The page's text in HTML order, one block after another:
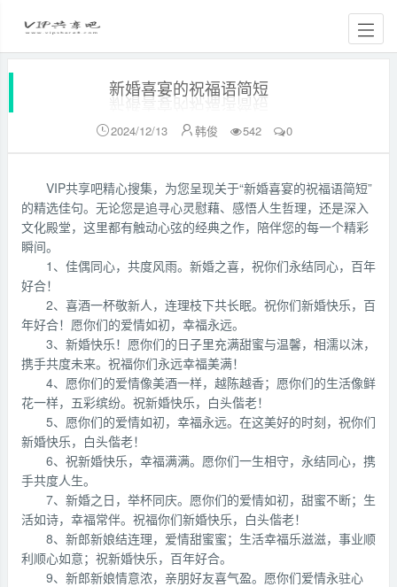
新婚喜宴的祝福语简短
2024/12/13 韩俊 542 0
VIP共享吧精心搜集，为您呈现关于“新婚喜宴的祝福语简短”
的精选佳句。无论您是追寻心灵慰藉、感悟人生哲理，还是深入
文化殿堂，这里都有触动心弦的经典之作，陪伴您的每一个精彩
瞬间。
1、佳偶同心，共度风雨。新婚之喜，祝你们永结同心，百年
好合！
2、喜酒一杯敬新人，连理枝下共长眠。祝你们新婚快乐，百
年好合！愿你们的爱情如初，幸福永远。
3、新婚快乐！愿你们的日子里充满甜蜜与温馨，相濡以沫，
携手共度未来。祝福你们永远幸福美满！
4、愿你们的爱情像美酒一样，越陈越香；愿你们的生活像鲜
花一样，五彩缤纷。祝新婚快乐，白头偕老！
5、愿你们的爱情如初，幸福永远。在这美好的时刻，祝你们
新婚快乐，白头偕老！
6、祝新婚快乐，幸福满满。愿你们一生相守，永结同心，携
手共度人生。
7、新婚之日，举杯同庆。愿你们的爱情如初，甜蜜不断；生
活如诗，幸福常伴。祝福你们新婚快乐，白头偕老！
8、新郎新娘结连理，爱情甜蜜蜜；生活幸福乐滋滋，事业顺
利顺心如意；祝新婚快乐，百年好合。
9、新郎新娘情意浓，亲朋好友喜气盈。愿你们爱情永驻心